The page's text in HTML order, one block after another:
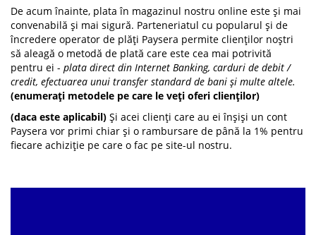
De acum înainte, plata în magazinul nostru online este și mai
convenabilă și mai sigură. Parteneriatul cu popularul și de
încredere operator de plăți Paysera permite clienților noștri
să aleagă o metodă de plată care este cea mai potrivită
pentru ei - plata direct din Internet Banking, carduri de debit /
credit, efectuarea unui transfer standard de bani și multe altele.
(enumerați metodele pe care le veți oferi clienților)
(daca este aplicabil) Și acei clienți care au ei înșiși un cont
Paysera vor primi chiar și o rambursare de până la 1% pentru
fiecare achiziție pe care o fac pe site-ul nostru.